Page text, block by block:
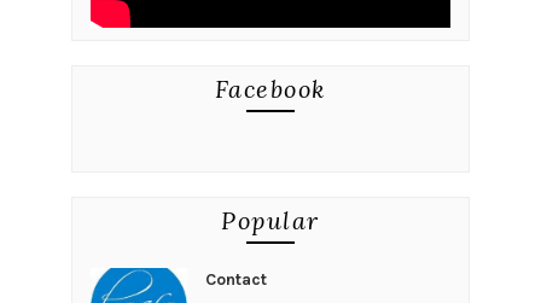
Facebook
Popular
Contact